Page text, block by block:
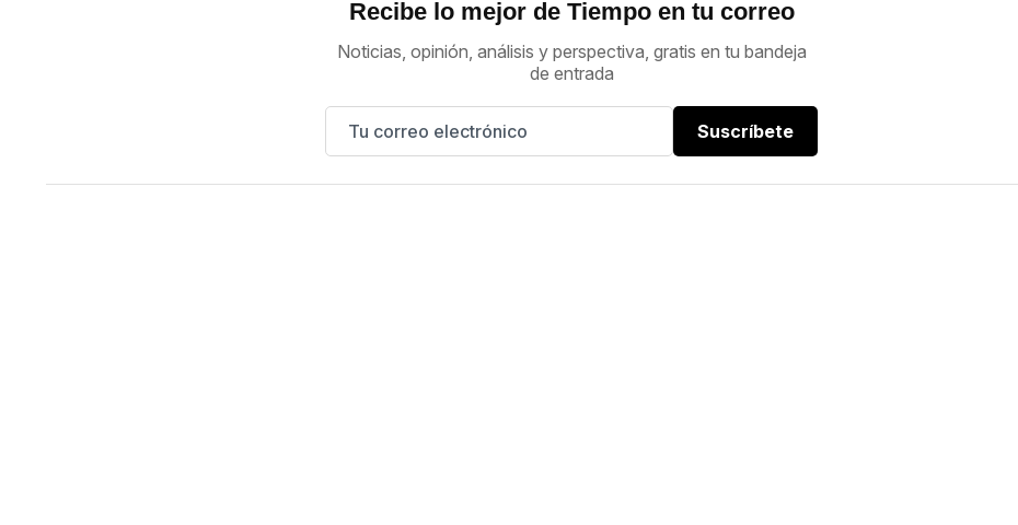
Recibe lo mejor de Tiempo en tu correo
Noticias, opinión, análisis y perspectiva, gratis en tu bandeja
de entrada
Suscríbete